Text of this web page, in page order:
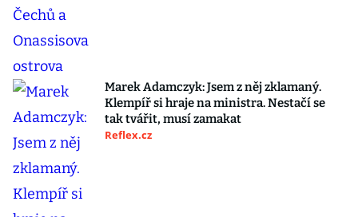
Marek Adamczyk: Jsem z něj zklamaný.
Klempíř si hraje na ministra. Nestačí se
tak tvářit, musí zamakat
Reflex.cz